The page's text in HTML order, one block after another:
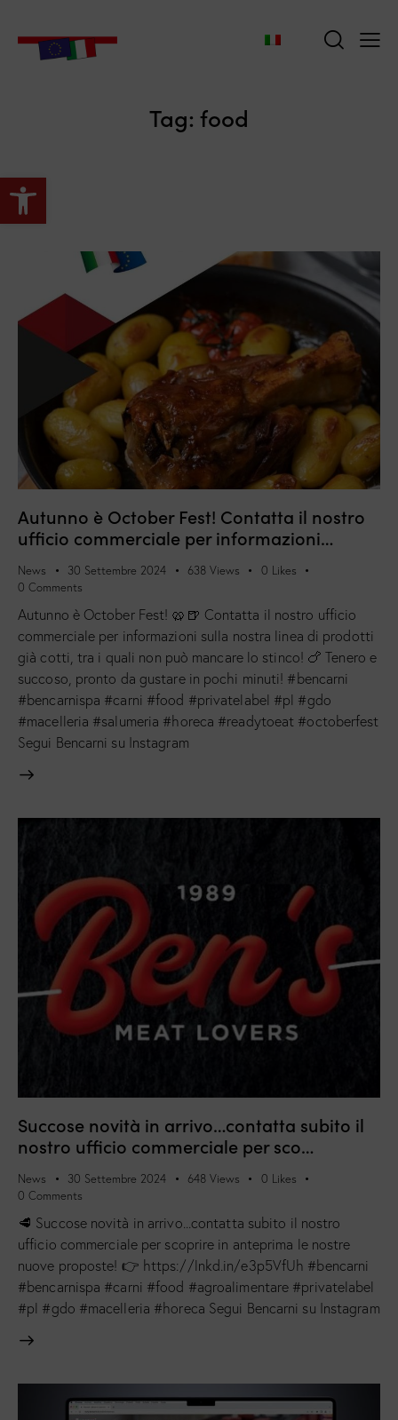
Apri la barra degli strumenti
Tag: food
Autunno è October Fest! Contatta il nostro
ufficio commerciale per informazioni…
News 30 Settembre 2024 638 Views 0 Likes
0 Comments
Autunno è October Fest! 🥨🍺 Contatta il nostro ufficio
commerciale per informazioni sulla nostra linea di prodotti
già cotti, tra i quali non può mancare lo stinco! 🍗 Tenero e
succoso, pronto da gustare in pochi minuti! #bencarni
#bencarnispa #carni #food #privatelabel #pl #gdo
#macelleria #salumeria #horeca #readytoeat #octoberfest
Segui Bencarni su Instagram
Succose novità in arrivo…contatta subito il
nostro ufficio commerciale per sco…
News 30 Settembre 2024 648 Views 0 Likes
0 Comments
🥩 Succose novità in arrivo...contatta subito il nostro
ufficio commerciale per scoprire in anteprima le nostre
nuove proposte! 👉 https://lnkd.in/e3p5VfUh #bencarni
#bencarnispa #carni #food #agroalimentare #privatelabel
#pl #gdo #macelleria #horeca Segui Bencarni su Instagram